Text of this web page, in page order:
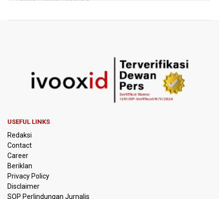
KKI Sebut Ada 10 Nakes Diduga Beri Komentar Nirempati
pada Unggahan Pasien BPJS Kesehatan
Libya
Polisi Selidiki Temuan Senjata Api di Yayasan Sekolah
995 Senjata Api Ditemukan di Sekolah Swasta di Pondok
Pinang, Jakarta Selatan
USEFUL LINKS
Redaksi
Contact
Career
Beriklan
Privacy Policy
Disclaimer
SOP Perlindungan Jurnalis